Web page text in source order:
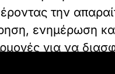
την
ενημέρωση
για να
λειτουργία και